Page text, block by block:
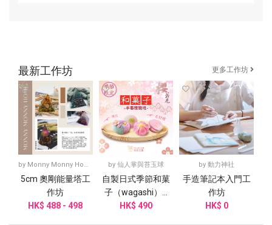
更多工作坊
最新工作坊
by Monny Monny Home
5cm 奧剛能量塔工
作坊
HK$ 488 - 498
by 仙人掌與苔玉球
自製日式季節和菓
子（wagashi）...
HK$ 490
by動力神社
手造筆記本入門工
作坊
HK$ 0